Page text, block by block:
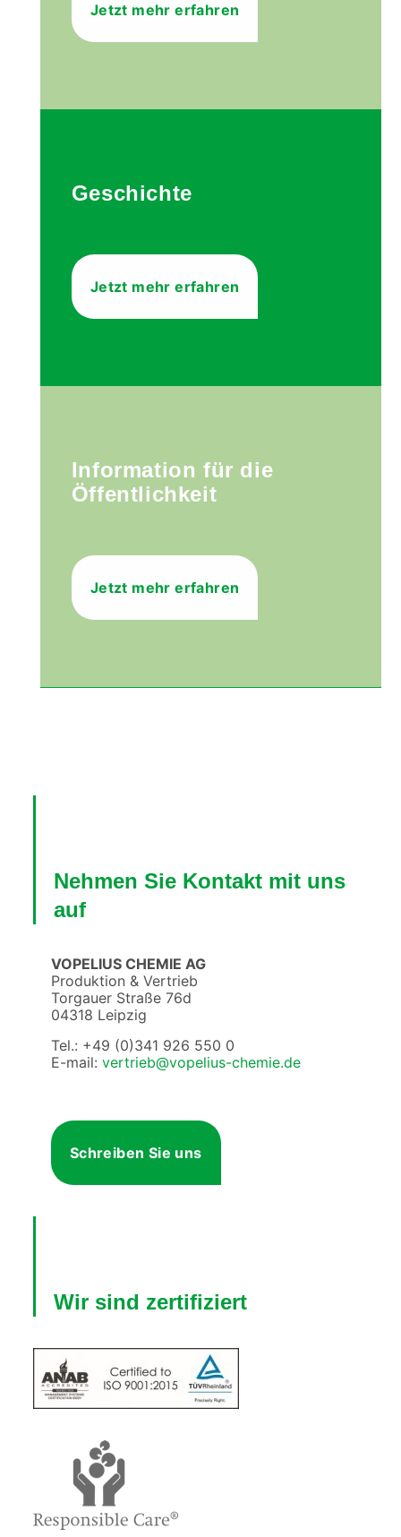
Jetzt mehr erfahren
Geschichte
Jetzt mehr erfahren
Information für die
Öffentlichkeit
Jetzt mehr erfahren
Nehmen Sie Kontakt mit uns
auf
VOPELIUS CHEMIE AG
Produktion & Vertrieb
Torgauer Straße 76d
04318 Leipzig
Tel.: +49 (0)341 926 550 0
E-mail: vertrieb@vopelius-chemie.de
Schreiben Sie uns
Wir sind zertifiziert